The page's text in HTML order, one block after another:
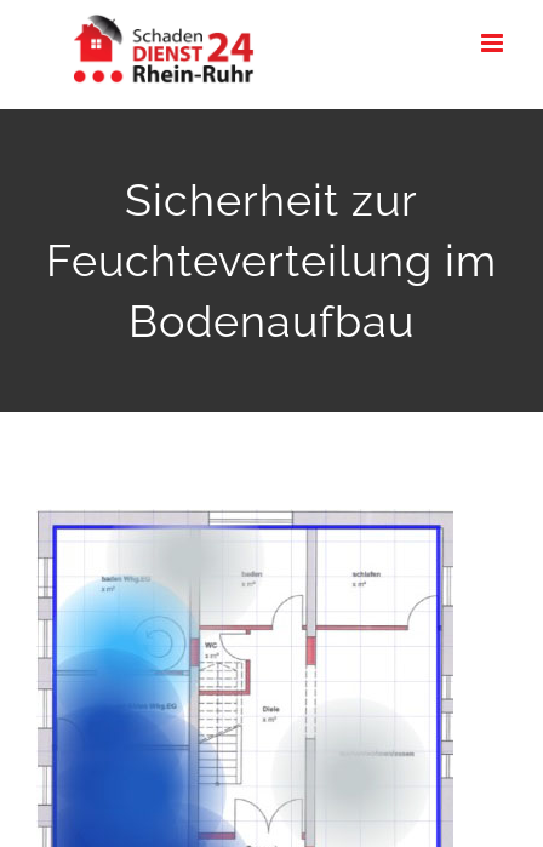
Sicherheit zur
Feuchteverteilung im
Bodenaufbau